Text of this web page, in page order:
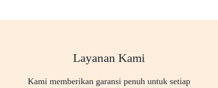
Layanan Kami
Kami memberikan garansi penuh untuk setiap